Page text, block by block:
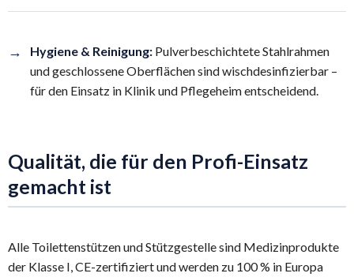
→ Hygiene & Reinigung: Pulverbeschichtete Stahlrahmen
und geschlossene Oberflächen sind wischdesinfizierbar –
für den Einsatz in Klinik und Pflegeheim entscheidend.
Qualität, die für den Profi-Einsatz
gemacht ist
Alle Toilettenstützen und Stützgestelle sind Medizinprodukte
der Klasse I, CE-zertifiziert und werden zu 100 % in Europa